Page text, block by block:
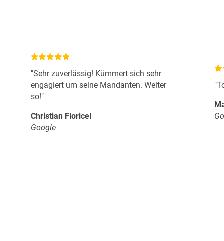
"Sehr zuverlässig! Kümmert sich sehr
engagiert um seine Mandanten. Weiter
so!"
Christian Floricel
Google